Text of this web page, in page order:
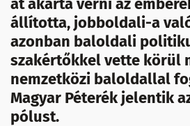
át akarta verni az
állította, jobboldali-a
azonban baloldali
szakértőkkel vette körül
nemzetközi baloldallal
Magyar Péterék jelentik
pólust.